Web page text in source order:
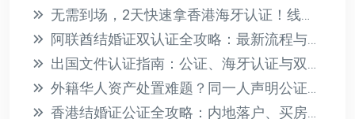
无需到场，2天快速拿香港海牙认证！线上办理全攻略
阿联酋结婚证双认证全攻略：最新流程与材料清单
出国文件认证指南：公证、海牙认证与双认证全解析
外籍华人资产处置难题？同一人声明公证一站式解决身份认证
香港结婚证公证全攻略：内地落户、买房、签证必备流程